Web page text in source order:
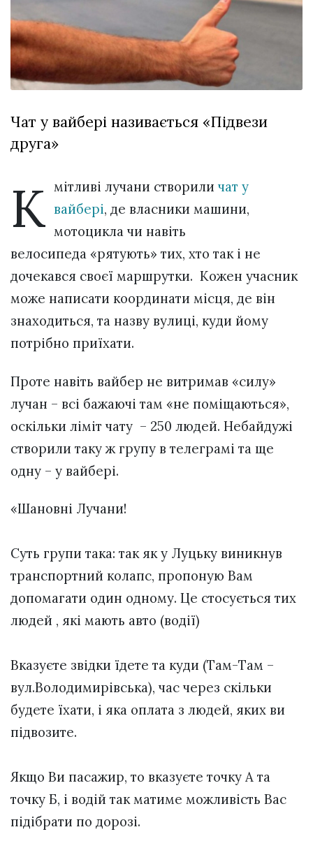
Луцьку
три...
Всі розділи
Лайф
Афіша
Контакти
Політика конфіденційності
Чат у вайбері називається «Підвези
друга»
К мітливі лучани створиличат у
вайбері, де власники машини,
мотоцикла чи навіть
велосипеда «рятують» тих, хто так і не
дочекався своєї маршрутки. Кожен учасник
може написати координати місця, де він
знаходиться, та назву вулиці, куди йому
потрібно приїхати.
Проте навіть вайбер не витримав «силу»
лучан – всі бажаючі там «не поміщаються»,
оскільки ліміт чату – 250 людей. Небайдужі
створили таку ж групу в телеграмі та ще
одну – у вайбері.
«Шановні Лучани!
Суть групи така: так як у Луцьку виникнув
транспортний колапс, пропоную Вам
допомагати один одному. Це стосується тих
людей , які мають авто (водії)
Вказуєте звідки їдете та куди (Там-Там –
вул.Володимирівська), час через скільки
будете їхати, і яка оплата з людей, яких ви
підвозите.
Якщо Ви пасажир, то вказуєте точку А та
точку Б, і водій так матиме можливість Вас
підібрати по дорозі.